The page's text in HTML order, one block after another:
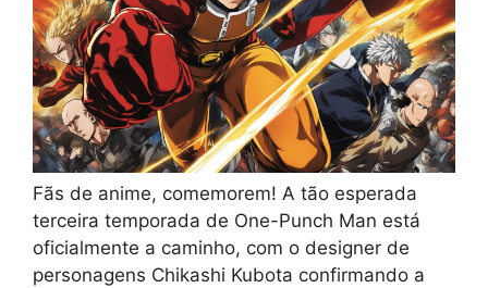
Fãs de anime, comemorem! A tão esperada
terceira temporada de One-Punch Man está
oficialmente a caminho, com o designer de
personagens Chikashi Kubota confirmando a